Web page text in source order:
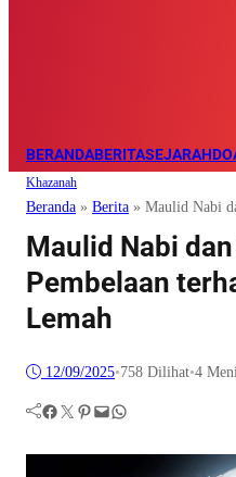
BERANDABERITASEJARAH
Khazanah
Beranda » Berita » Maulid Nabi
Maulid Nabi
Pembelaan
Lemah
12/09/2025•758 Dilihat•4
Facebook Twitter Pinterest Mail WhatsApp